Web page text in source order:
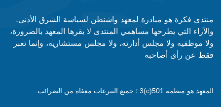
منتدى فكرة هو مبادرة لمعهد واشنطن لسياسة الشرق الأدنى.
والآراء التي يطرحها مساهمي المنتدى لا يقرها المعهد بالضرورة،
ولا موظفيه ولا مجلس أدارته، ولا مجلس مستشاريه، وإنما تعبر
فقط عن رأى أصاحبه
المعهد هو منظمة 501(c)3 ؛ جميع التبرعات معفاة من الضرائب.